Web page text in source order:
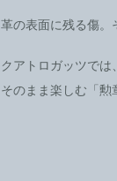
革の表面に残る傷。
クアトロガッツで
そのまま楽しむ「勲